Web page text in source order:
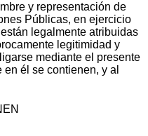
y representación de
Públicas, en ejercicio
legalmente atribuidas
legitimidad y
mediante el presente
él se contienen, y al